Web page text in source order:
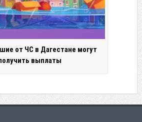
от ЧС в Дагестане могут
выплаты